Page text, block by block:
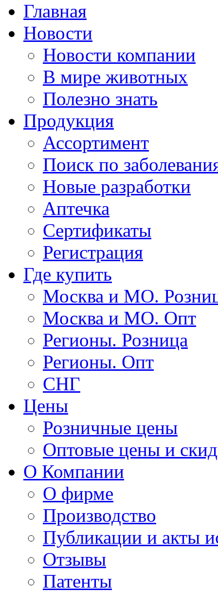
Главная
Новости
Новости компании
В мире животных
Полезно знать
Продукция
Ассортимент
Поиск по
Новые разработки
Аптечка
Сертификаты
Регистрация
Где купить
Москва и МО.
Москва и МО. Опт
Регионы. Розница
Регионы. Опт
СНГ
Цены
Розничные цены
Оптовые цены и
О Компании
О фирме
Производство
Публикации и акты
Отзывы
Патенты